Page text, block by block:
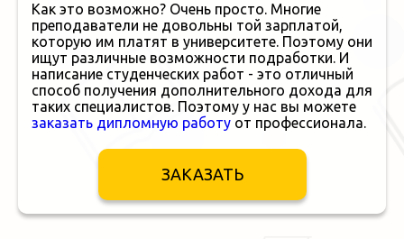
Как это возможно? Очень просто. Многие
преподаватели не довольны той зарплатой,
которую им платят в университете. Поэтому они
ищут различные возможности подработки. И
написание студенческих работ - это отличный
способ получения дополнительного дохода для
таких специалистов. Поэтому у нас вы можете
заказать дипломную работу от профессионала.
ЗАКАЗАТЬ